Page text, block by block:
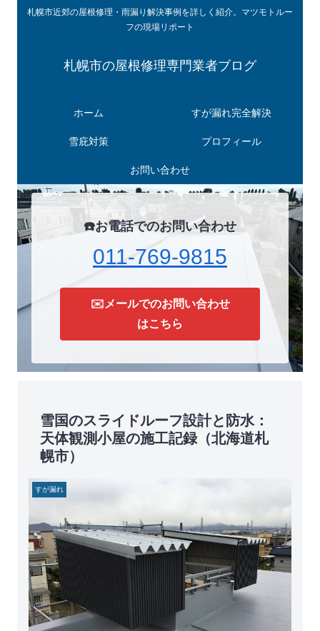
札幌市近郊の屋根修理・雨漏り解決事例を詳しく紹介。マツモトルー
フの現場リポート
札幌市の屋根修理専門業者ブログ
ホーム すが漏れ完全解決
雪庇対策 プロフィール
お問い合わせ
☎️お電話でのお問い合わせ
011-769-9815
✉️メールでのお問い合わせ
はこちら
雪国のスライドルーフ設計と防水：
天体観測小屋の施工記録（北海道札
幌市）
すが漏れ